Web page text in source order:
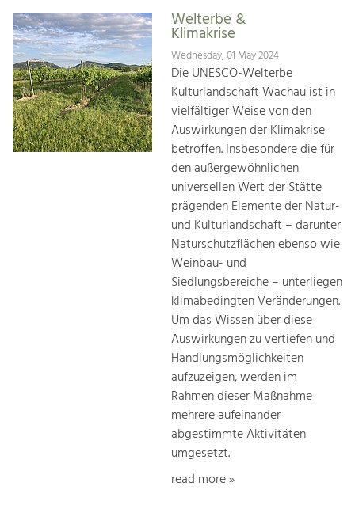
Welterbe &
Klimakrise
Wednesday, 01 May 2024
Die UNESCO-Welterbe
Kulturlandschaft Wachau ist in
vielfältiger Weise von den
Auswirkungen der Klimakrise
betroffen. Insbesondere die für
den außergewöhnlichen
universellen Wert der Stätte
prägenden Elemente der Natur-
und Kulturlandschaft – darunter
Naturschutzflächen ebenso wie
Weinbau- und
Siedlungsbereiche – unterliegen
klimabedingten Veränderungen.
Um das Wissen über diese
Auswirkungen zu vertiefen und
Handlungsmöglichkeiten
aufzuzeigen, werden im
Rahmen dieser Maßnahme
mehrere aufeinander
abgestimmte Aktivitäten
umgesetzt.
read more »